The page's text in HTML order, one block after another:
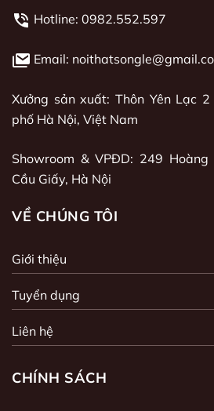
Hotline: 0982.552.597
Email:
Xưởng sản xuất: Thôn Yên Lạc
phố Hà Nội, Việt Nam
Showroom & VPĐD: 249
Cầu Giấy, Hà Nội
VỀ CHÚNG TÔI
Giới thiệu
Tuyển dụng
Liên hệ
CHÍNH SÁCH